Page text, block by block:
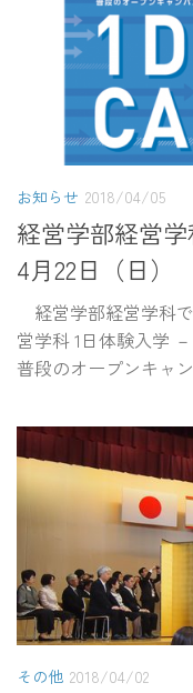
お知らせ 2018/04/05
経営学部経営
4月22日（日）
経営学部経営学科
営学科 1日体験入学
普段のオープンキャ
その他 2018/04/02